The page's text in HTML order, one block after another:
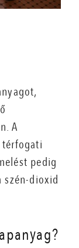
A
pedig
szén-dioxid